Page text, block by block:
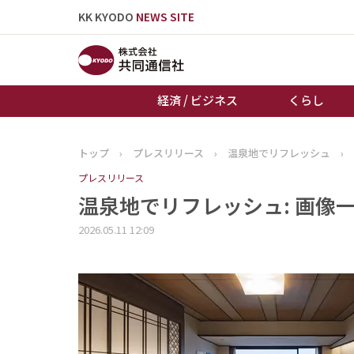
KK KYODO NEWS SITE
経済 / ビジネス くらし
トップページ
トップ › プレスリリース › 温泉地でリフレッシュ ›
プレスリリース
温泉地でリフレッシュ: 画像
2026.05.11 12:09